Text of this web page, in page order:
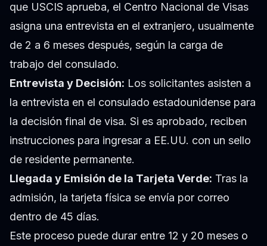
que USCIS aprueba, el Centro Nacional de Visas
asigna una entrevista en el extranjero, usualmente
de 2 a 6 meses después, según la carga de
trabajo del consulado.
Entrevista y Decisión: Los solicitantes asisten a
la entrevista en el consulado estadounidense para
la decisión final de visa. Si es aprobado, reciben
instrucciones para ingresar a EE.UU. con un sello
de residente permanente.
Llegada y Emisión de la Tarjeta Verde: Tras la
admisión, la tarjeta física se envía por correo
dentro de 45 días.
Este proceso puede durar entre 12 y 20 meses o